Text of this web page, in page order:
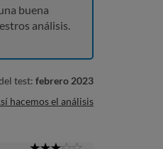
buena
análisis.
test: febrero 2023
hacemos el análisis